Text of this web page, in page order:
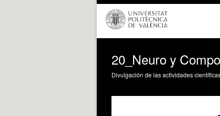
20_Neuro y
Divulgación de las actividades